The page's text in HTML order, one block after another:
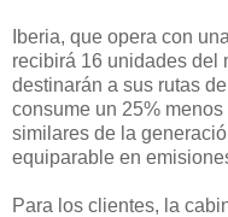
Iberia, que opera con
recibirá 16 unidades del
destinarán a sus rutas
consume un 25%
similares de la
equiparable en
Para los clientes, la